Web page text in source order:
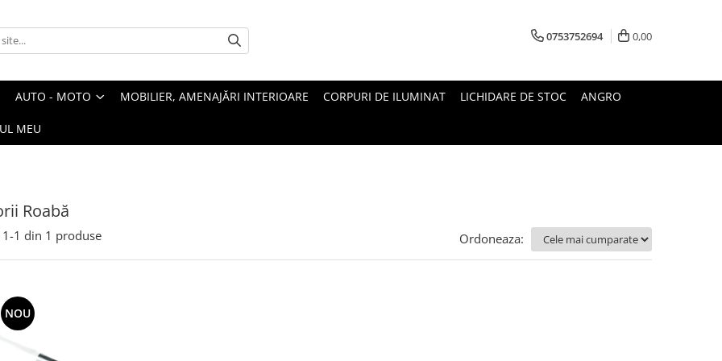
0753752694 0,00
AUTO - MOTO MOBILIER, AMENAJĂRI INTERIOARE CORPURI DE ILUMINAT LICHIDARE DE STOC ANGRO
MEU
Roabă
1-1 din 1 produse Ordoneaza:
NOU